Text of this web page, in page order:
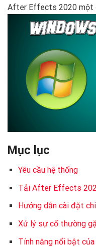
After Effects 2020 một
Mục lục
Yêu cầu hệ thống
Tải After Effects
Hướng dẫn cài đặt
Xử lý sự cố thường
Tính năng nổi bật